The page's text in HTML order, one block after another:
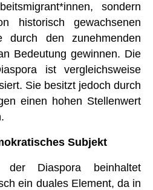
sondern
historisch gewachsenen
durch den zunehmenden
Bedeutung gewinnen. Die
ist vergleichsweise
Sie besitzt jedoch durch
einen hohen Stellenwert
Subjekt
Diaspora beinhaltet
ein duales Element, da in